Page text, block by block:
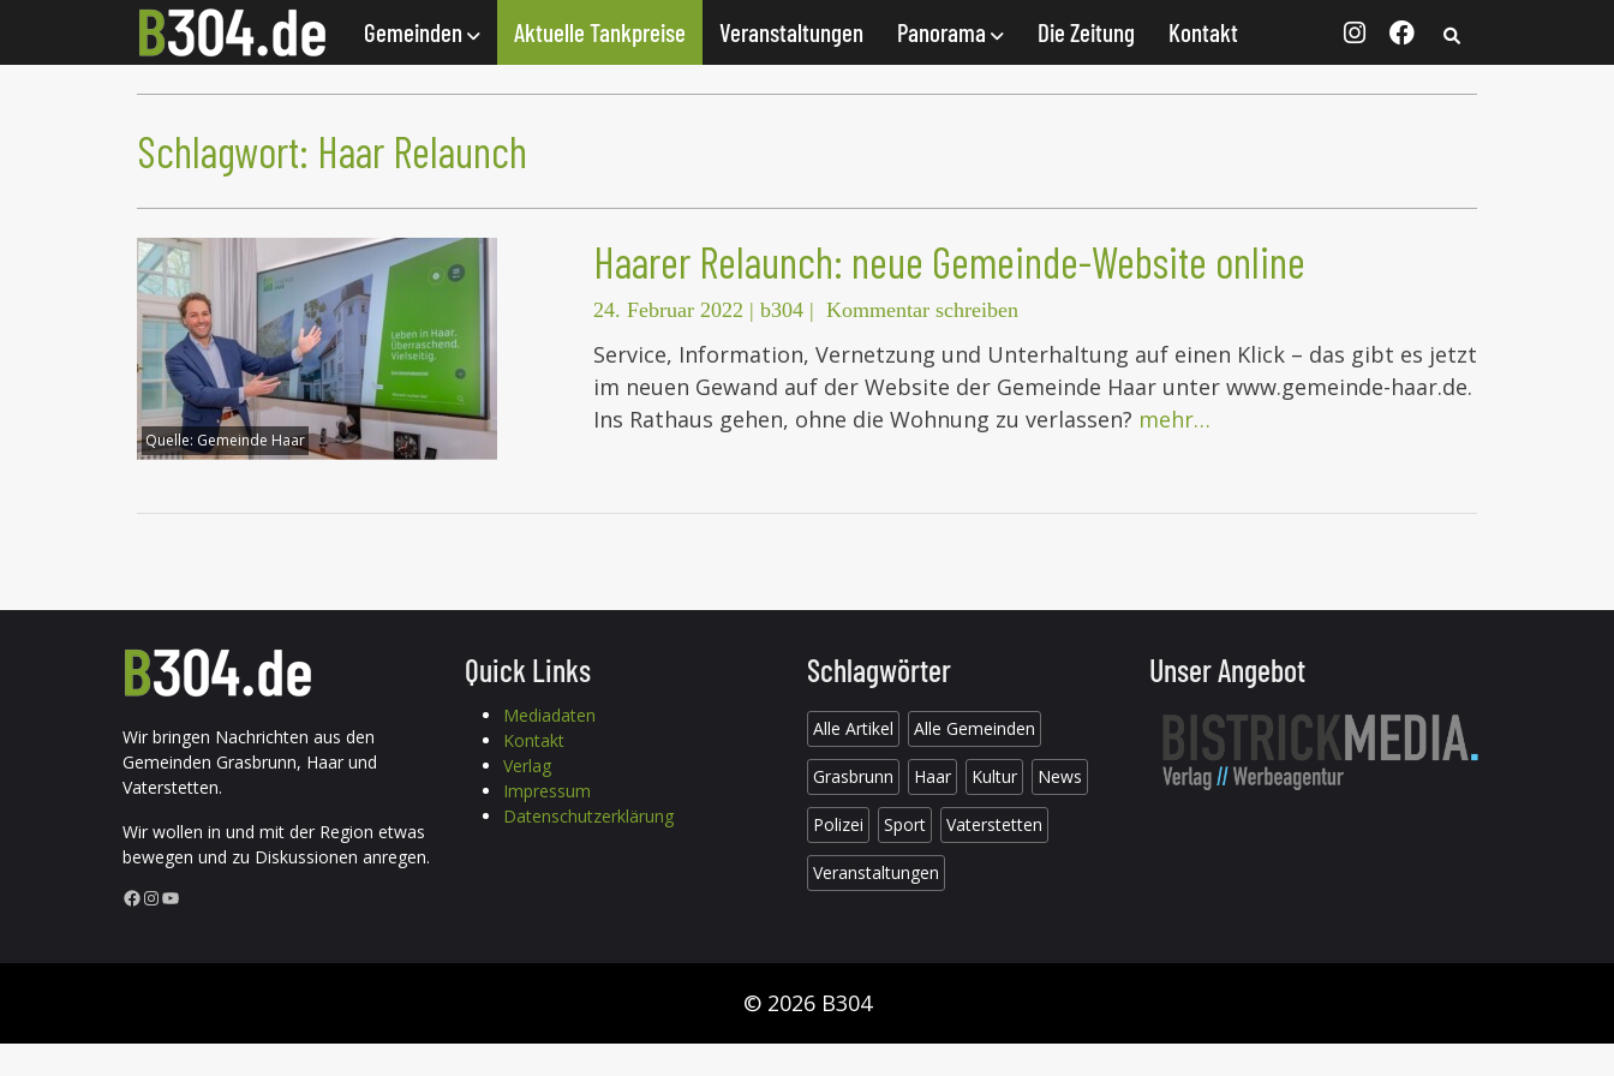
Gemeinden Aktuelle Tankpreise Veranstaltungen Panorama Die Zeitung Kontakt
Schlagwort: Haar Relaunch
Quelle: Gemeinde Haar
Haarer Relaunch: neue Gemeinde-Website online
24. Februar 2022 | b304 | Kommentar schreiben
Service, Information, Vernetzung und Unterhaltung auf einen Klick – das gibt es jetzt
im neuen Gewand auf der Website der Gemeinde Haar unter www.gemeinde-haar.de.
Ins Rathaus gehen, ohne die Wohnung zu verlassen? mehr…
Wir bringen Nachrichten aus den
Gemeinden Grasbrunn, Haar und
Vaterstetten.
Wir wollen in und mit der Region etwas
bewegen und zu Diskussionen anregen.
Facebook InstagramYouTube
Quick Links
Mediadaten
Kontakt
Verlag
Impressum
Datenschutzerklärung
Schlagwörter
Alle Artikel Alle Gemeinden
Grasbrunn Haar Kultur News
Polizei Sport Vaterstetten
Veranstaltungen
Unser Angebot
© 2026 B304